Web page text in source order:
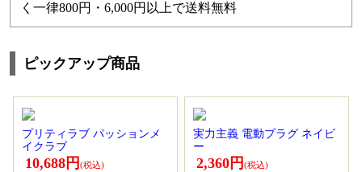
く一律800円・6,000円以上で送料無料
ピックアップ商品
プリティラブ パッションメ
イクラブ
10,688円
実力主義 電動プラグ ネイビ
ー
2,360円